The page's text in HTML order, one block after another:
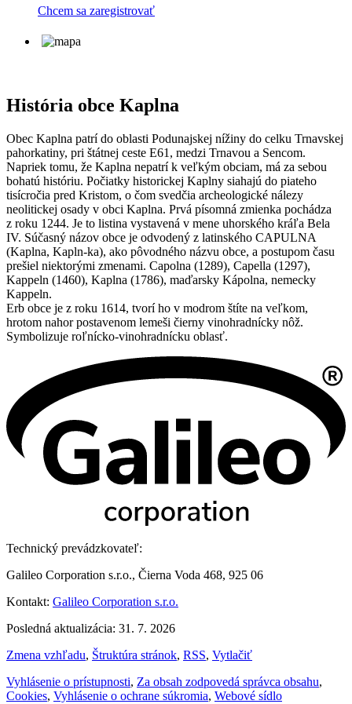
Chcem sa zaregistrovať
História obce Kaplna
Obec Kaplna patrí do oblasti Podunajskej nížiny do celku Trnavskej
pahorkatiny, pri štátnej ceste E61, medzi Trnavou a Sencom.
Napriek tomu, že Kaplna nepatrí k veľkým obciam, má za sebou
bohatú históriu. Počiatky historickej Kaplny siahajú do piateho
tisícročia pred Kristom, o čom svedčia archeologické nálezy
neolitickej osady v obci Kaplna. Prvá písomná zmienka pochádza
z roku 1244. Je to listina vystavená v mene uhorského kráľa Bela
IV. Súčasný názov obce je odvodený z latinského CAPULNA
(Kaplna, Kapln-ka), ako pôvodného názvu obce, a postupom času
prešiel niektorými zmenami. Capolna (1289), Capella (1297),
Kappeln (1460), Kaplna (1786), maďarsky Kápolna, nemecky
Kappeln.
Erb obce je z roku 1614, tvorí ho v modrom štíte na veľkom,
hrotom nahor postavenom lemeši čierny vinohradnícky nôž.
Symbolizuje roľnícko-vinohradnícku oblasť.
Technický prevádzkovateľ:
Galileo Corporation s.r.o., Čierna Voda 468, 925 06
Kontakt: Galileo Corporation s.r.o.
Posledná aktualizácia: 31. 7. 2026
Zmena vzhľadu, Štruktúra stránok, RSS, Vytlačiť
Vyhlásenie o prístupnosti, Za obsah zodpovedá správca obsahu,
Cookies, Vyhlásenie o ochrane súkromia, Webové sídlo